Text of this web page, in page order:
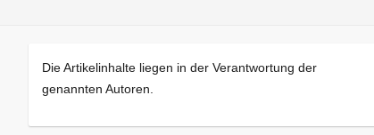
Die Artikelinhalte liegen in der Verantwortung der
genannten Autoren.